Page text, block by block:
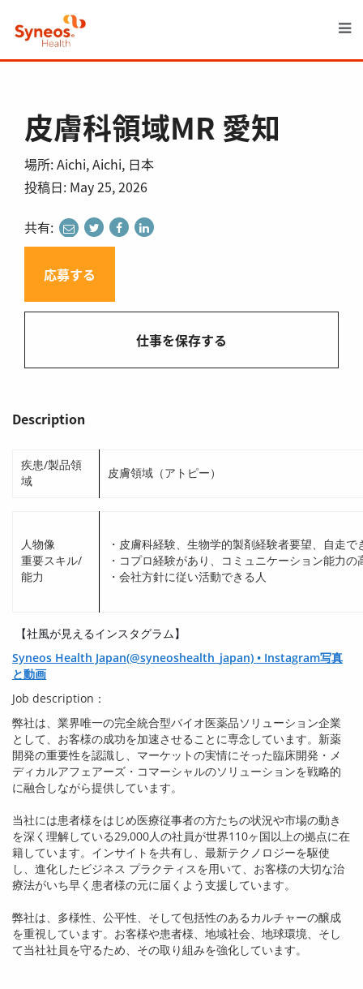
皮膚科領域MR 愛知
場所: Aichi, Aichi, 日本
投稿日: May 25, 2026
共有: share
to
e-
mail
share
to
twitter
shareshare
応募する
仕事を保存する
Description
疾患/製品領
域
皮膚領域（アトピー）
人物像
重要スキル/
能力
・皮膚科経験、生物学的製剤経験者要望、自走で
・コプロ経験があり、コミュニケーション能力の
・会社方針に従い活動できる人
【社風が見えるインスタグラム】
Syneos Health Japan(@syneoshealth_japan) • Instagram写真
と動画
Job description：
弊社は、業界唯一の完全統合型バイオ医薬品ソリューション企業
として、お客様の成功を加速させることに専念しています。新薬
開発の重要性を認識し、マーケットの実情にそった臨床開発・メ
ディカルアフェアーズ・コマーシャルのソリューションを戦略的
に融合しながら提供しています。
当社には患者様をはじめ医療従事者の方たちの状況や市場の動き
を深く理解している29,000人の社員が世界110ヶ国以上の拠点に在
籍しています。インサイトを共有し、最新テクノロジーを駆使
し、進化したビジネス プラクティスを用いて、お客様の大切な治
療法がいち早く患者様の元に届くよう支援しています。
弊社は、多様性、公平性、そして包括性のあるカルチャーの醸成
を重視しています。お客様や患者様、地域社会、地球環境、そし
て当社社員を守るため、その取り組みを強化しています。